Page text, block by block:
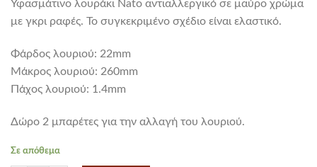
Υφασμάτινο λουράκι Nato αντιαλλεργικό σε μαύρο χρώμα
με γκρι ραφές. Το συγκεκριμένο σχέδιο είναι ελαστικό.
Φάρδος λουριού: 22mm
Mάκρος λουριού: 260mm
Πάχος λουριού: 1.4mm
Δώρο 2 μπαρέτες για την αλλαγή του λουριού.
Σε απόθεμα